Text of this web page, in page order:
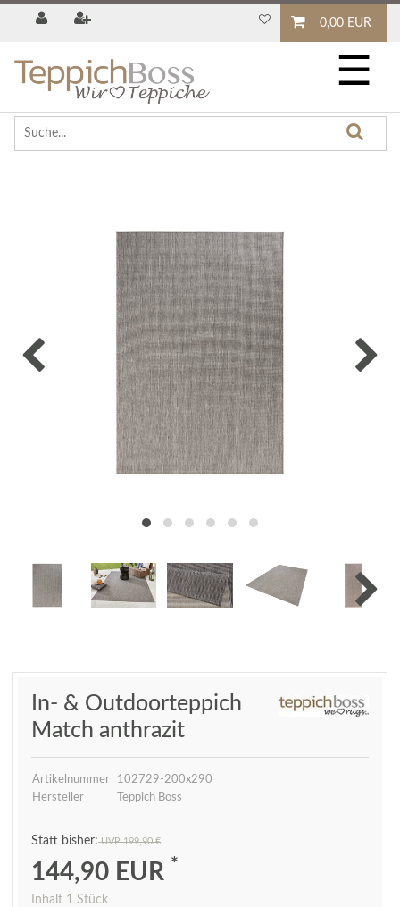
0,00 EUR
☰
In- & Outdoorteppich
Match anthrazit
Artikelnummer
102729-200x290
Hersteller
Teppich Boss
UVP 199,90 €
144,90 EUR *
Inhalt 1 Stück